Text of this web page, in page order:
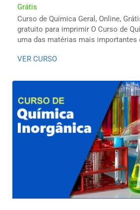
Grátis
Curso de Química Geral, Online,
gratuito para imprimir O Curso de
uma das matérias mais importantes
VER CURSO